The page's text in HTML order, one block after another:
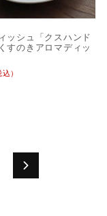
ッシュ「クスハンド
すのきアロマディッ
込）